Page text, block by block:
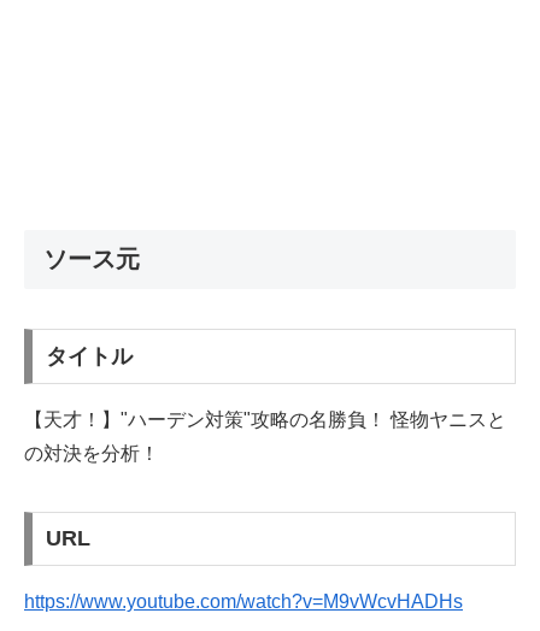
ソース元
タイトル
【天才！】"ハーデン対策"攻略の名勝負！ 怪物ヤニスと
の対決を分析！
URL
https://www.youtube.com/watch?v=M9vWcvHADHs